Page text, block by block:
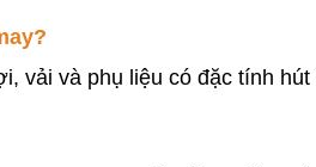
vải và phụ liệu có đặc tính hút